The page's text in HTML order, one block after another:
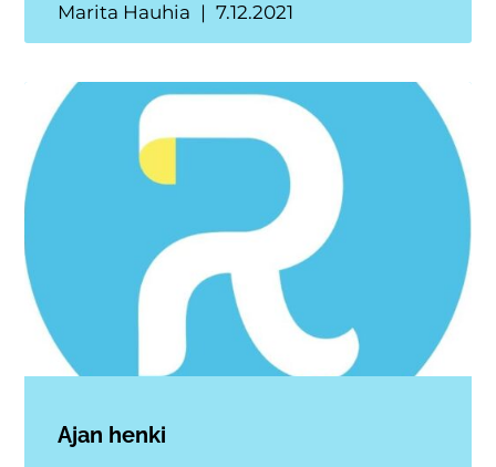
Marita Hauhia 7.12.2021
Ajan henki